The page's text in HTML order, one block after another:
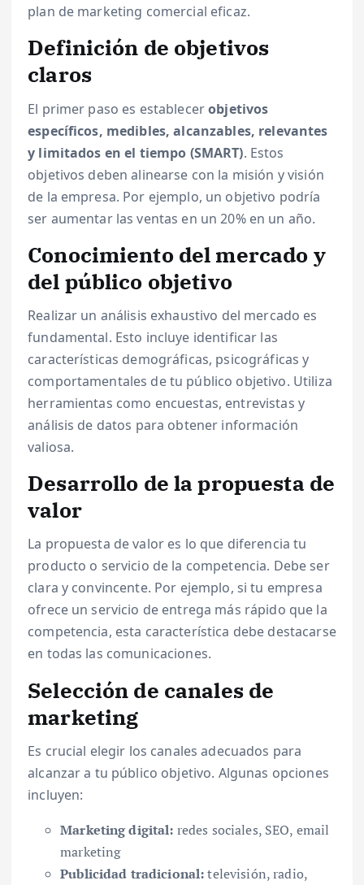
plan de marketing comercial eficaz.
Definición de objetivos
claros
El primer paso es establecerobjetivos
específicos, medibles, alcanzables, relevantes
y limitados en el tiempo (SMART). Estos
objetivos deben alinearse con la misión y visión
de la empresa. Por ejemplo, un objetivo podría
ser aumentar las ventas en un 20% en un año.
Conocimiento del mercado y
del público objetivo
Realizar un análisis exhaustivo del mercado es
fundamental. Esto incluye identificar las
características demográficas, psicográficas y
comportamentales de tu público objetivo. Utiliza
herramientas como encuestas, entrevistas y
análisis de datos para obtener información
valiosa.
Desarrollo de la propuesta de
valor
La propuesta de valor es lo que diferencia tu
producto o servicio de la competencia. Debe ser
clara y convincente. Por ejemplo, si tu empresa
ofrece un servicio de entrega más rápido que la
competencia, esta característica debe destacarse
en todas las comunicaciones.
Selección de canales de
marketing
Es crucial elegir los canales adecuados para
alcanzar a tu público objetivo. Algunas opciones
incluyen:
Marketing digital: redes sociales, SEO, email
marketing
Publicidad tradicional:televisión, radio,